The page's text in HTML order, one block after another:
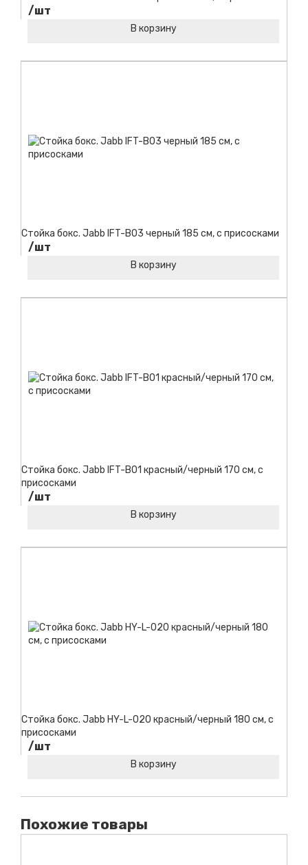
/шт
В корзину
Стойка бокс. Jabb IFT-B03 черный 185 см, с присосками
/шт
В корзину
Стойка бокс. Jabb IFT-B01 красный/черный 170 см, с
присосками
/шт
В корзину
Стойка бокс. Jabb HY-L-020 красный/черный 180 см, с
присосками
/шт
В корзину
Похожие товары